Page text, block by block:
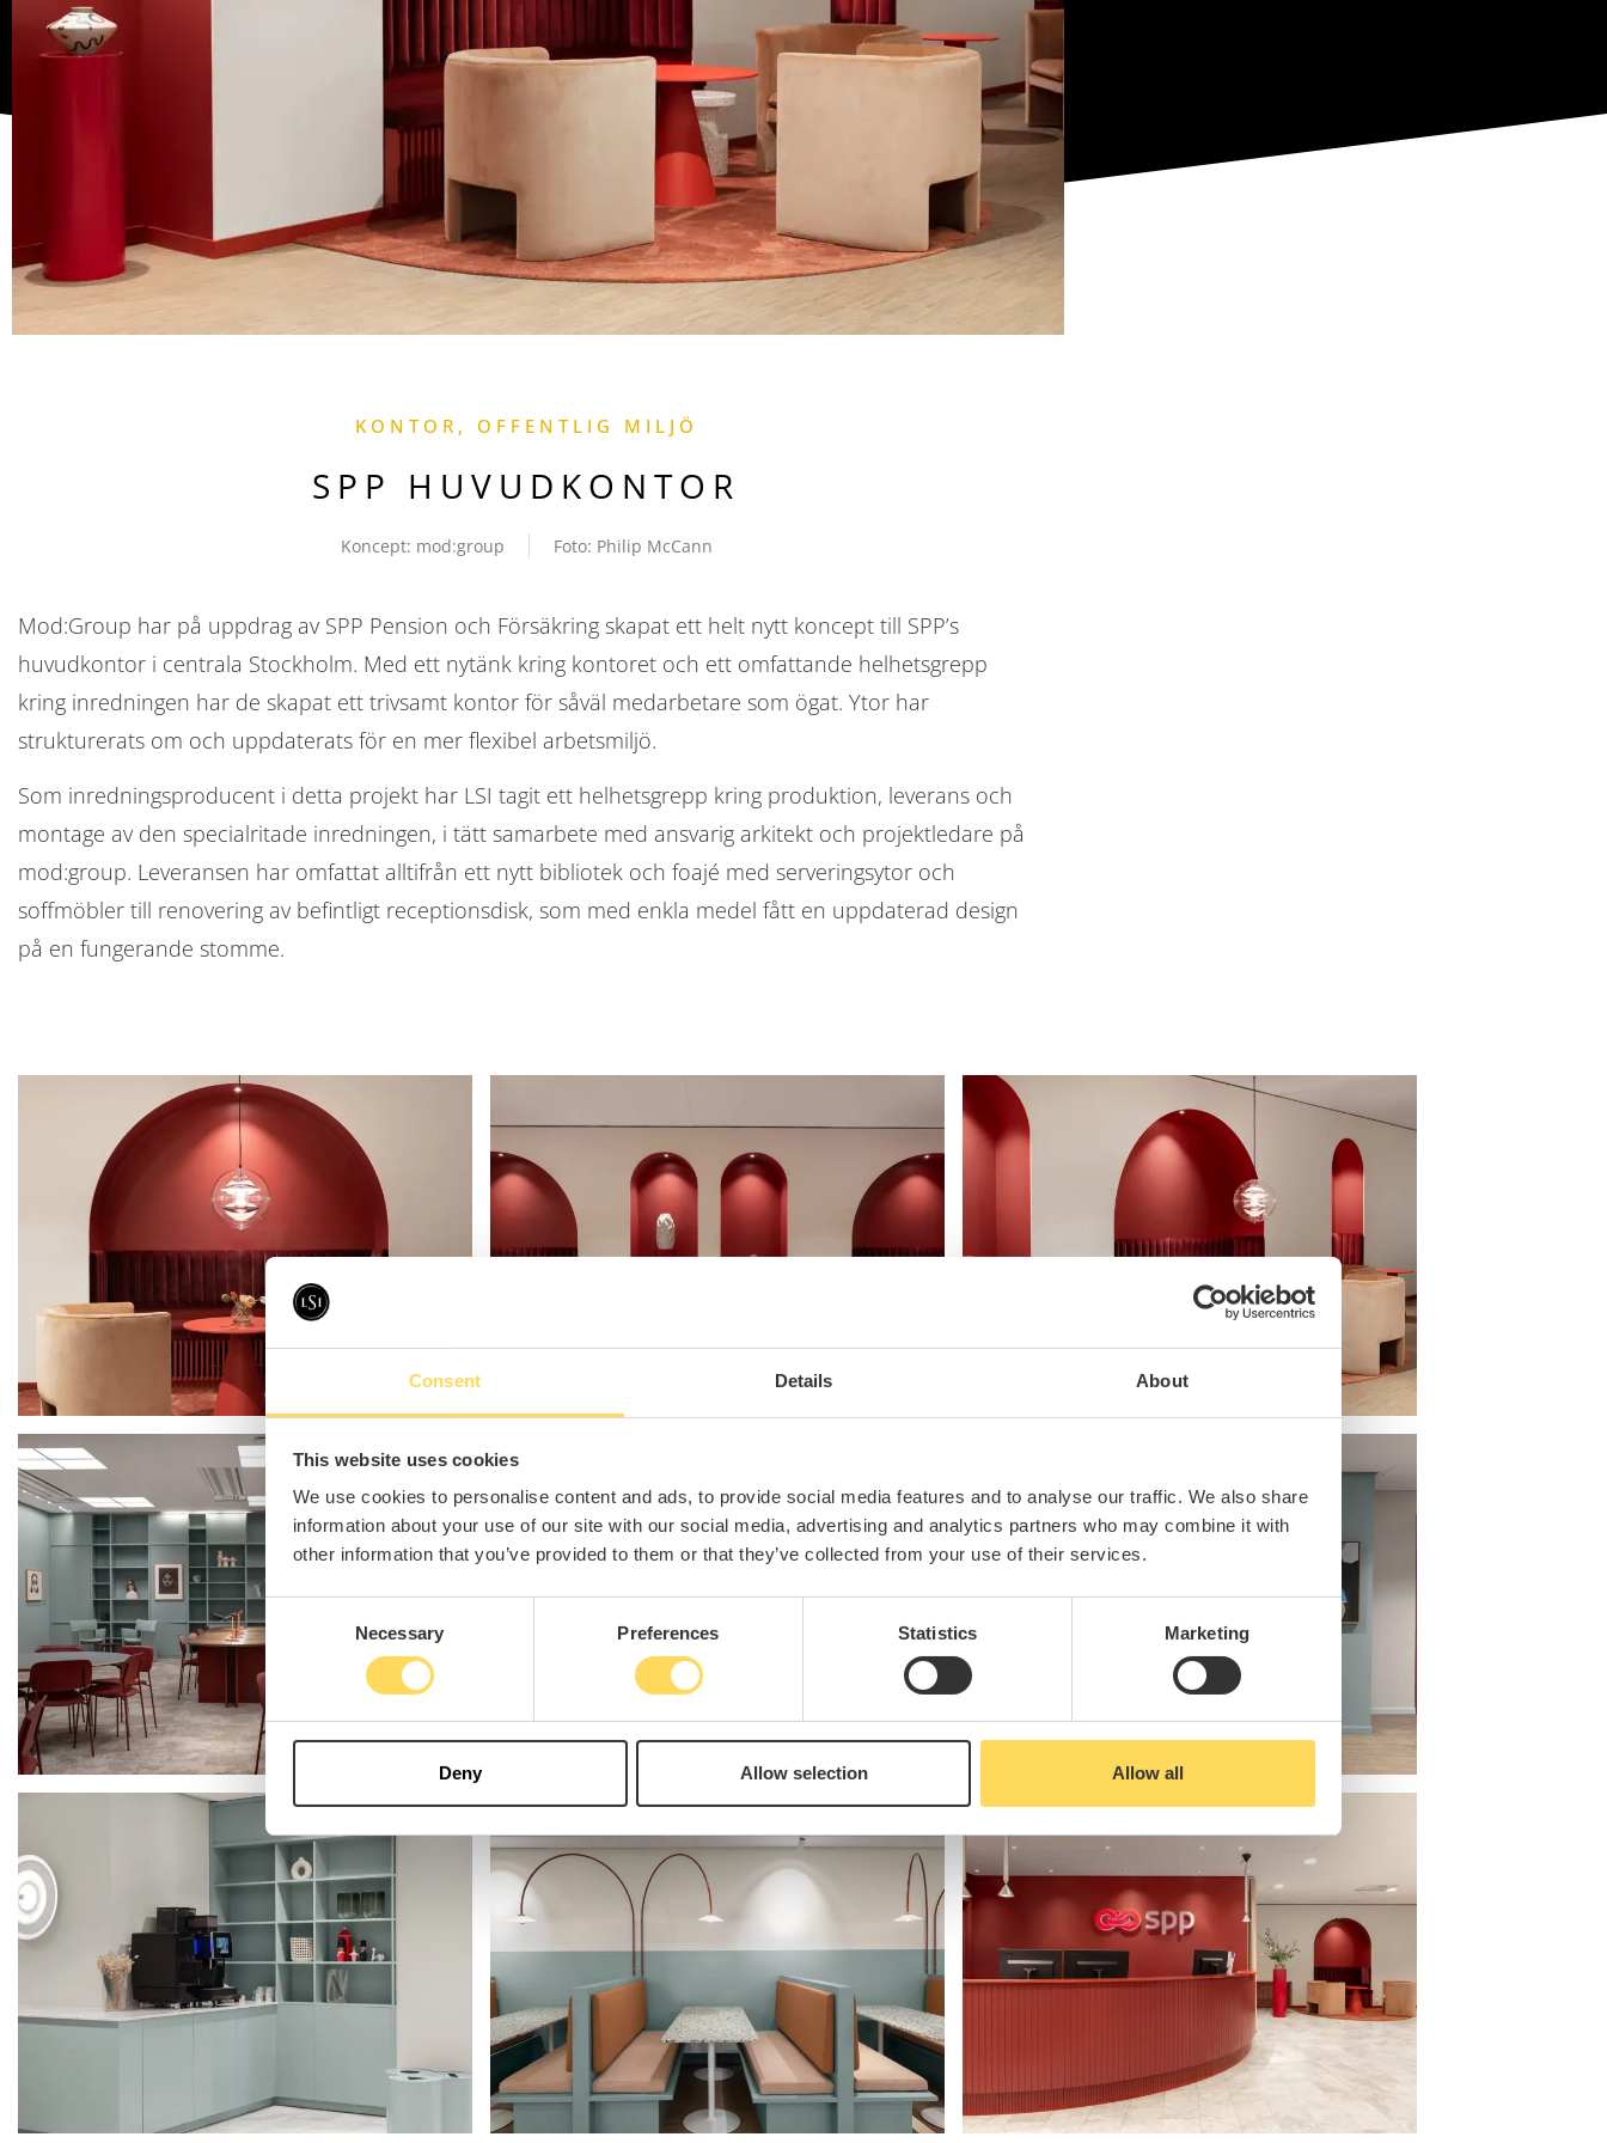
Consent Details About
This website uses cookies
We use cookies to personalise content and ads, to provide social media features and to analyse our traffic. We also share
information about your use of our site with our social media, advertising and analytics partners who may combine it with
other information that you’ve provided to them or that they’ve collected from your use of their services.
Selection
Necessary Preferences Statistics Marketing
Deny Allow selection Allow all
KONTOR , OFFENTLIG MILJÖ
SPP HUVUDKONTOR
Koncept: mod:group Foto: Philip McCann
Mod:Group har på uppdrag av SPP Pension och Försäkring skapat ett helt nytt koncept till SPP’s
huvudkontor i centrala Stockholm. Med ett nytänk kring kontoret och ett omfattande helhetsgrepp
kring inredningen har de skapat ett trivsamt kontor för såväl medarbetare som ögat. Ytor har
strukturerats om och uppdaterats för en mer flexibel arbetsmiljö.
Som inredningsproducent i detta projekt har LSI tagit ett helhetsgrepp kring produktion, leverans och
montage av den specialritade inredningen, i tätt samarbete med ansvarig arkitekt och projektledare på
mod:group. Leveransen har omfattat alltifrån ett nytt bibliotek och foajé med serveringsytor och
soffmöbler till renovering av befintligt receptionsdisk, som med enkla medel fått en uppdaterad design
på en fungerande stomme.